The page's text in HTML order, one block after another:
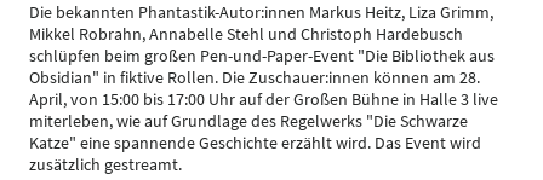
Die bekannten Phantastik-Autor:innen Markus Heitz, Liza Grimm,
Mikkel Robrahn, Annabelle Stehl und Christoph Hardebusch
schlüpfen beim großen Pen-und-Paper-Event "Die Bibliothek aus
Obsidian" in fiktive Rollen. Die Zuschauer:innen können am 28.
April, von 15:00 bis 17:00 Uhr auf der Großen Bühne in Halle 3 live
miterleben, wie auf Grundlage des Regelwerks "Die Schwarze
Katze" eine spannende Geschichte erzählt wird. Das Event wird
zusätzlich gestreamt.